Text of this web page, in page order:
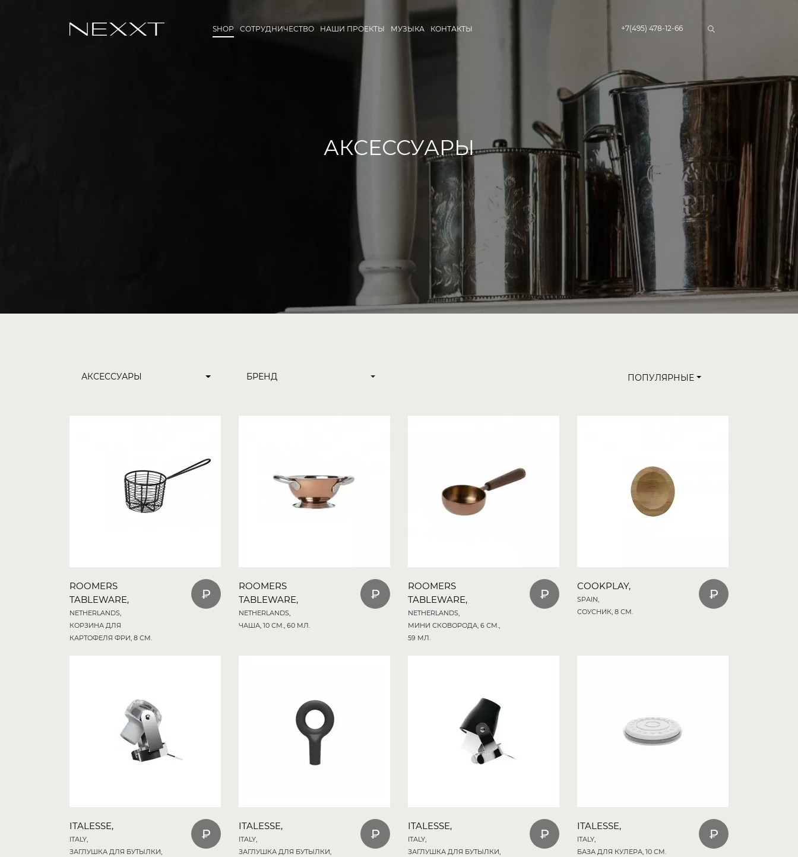
SHOP СОТРУДНИЧЕСТВО НАШИ ПРОЕКТЫ МУЗЫКА КОНТАКТЫ +7(495) 478-12-66
АКСЕССУАРЫ
ПОПУЛЯРНЫЕ
АКСЕССУАРЫ
ROOMERS
TABLEWARE,
NETHERLANDS,
КОРЗИНА ДЛЯ
КАРТОФЕЛЯ ФРИ, 8 СМ.
ROOMERS
TABLEWARE,
NETHERLANDS,
ЧАША, 10 СМ., 60 МЛ.
ROOMERS
TABLEWARE,
NETHERLANDS,
МИНИ СКОВОРОДА, 6 СМ.,
59 МЛ.
COOKPLAY,
SPAIN,
СОУСНИК, 8 СМ.
ITALESSE,
ITALY,
ЗАГЛУШКА ДЛЯ БУТЫЛКИ,
ITALESSE,
ITALY,
ЗАГЛУШКА ДЛЯ БУТЫЛКИ,
ITALESSE,
ITALY,
ЗАГЛУШКА ДЛЯ БУТЫЛКИ,
ITALESSE,
ITALY,
БАЗА ДЛЯ КУЛЕРА, 10 СМ.